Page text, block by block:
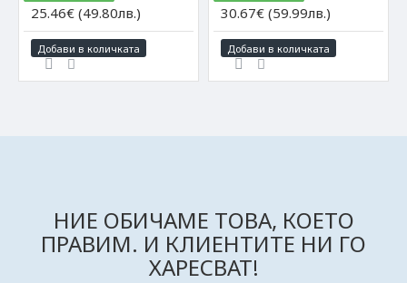
25.46€ (49.80лв.)
Добави в количката
30.67€ (59.99лв.)
Добави в количката
НИЕ ОБИЧАМЕ ТОВА, КОЕТО
ПРАВИМ. И КЛИЕНТИТЕ НИ ГО
ХАРЕСВАТ!